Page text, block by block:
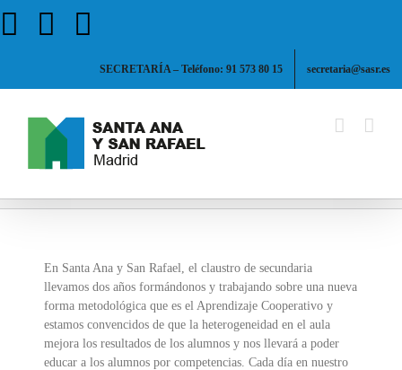
Facebook
X
SECRETARÍA – Teléfono: 91 573 80 15 secretaria@sasr.es
En Santa Ana y San Rafael, el claustro de secundaria
llevamos dos años formándonos y trabajando sobre una nueva
forma metodológica que es el Aprendizaje Cooperativo y
estamos convencidos de que la heterogeneidad en el aula
mejora los resultados de los alumnos y nos llevará a poder
educar a los alumnos por competencias. Cada día en nuestro